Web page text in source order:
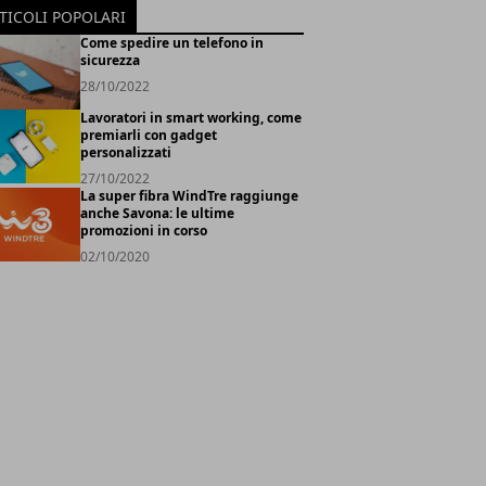
POPOLARI
Come spedire un telefono in
sicurezza
28/10/2022
Lavoratori in smart working, come
premiarli con gadget
personalizzati
27/10/2022
La super fibra WindTre raggiunge
anche Savona: le ultime
promozioni in corso
02/10/2020